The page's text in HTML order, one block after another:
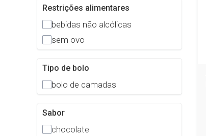
Restrições alimentares
bebidas não alcólicas
sem ovo
Tipo de bolo
bolo de camadas
Sabor
chocolate